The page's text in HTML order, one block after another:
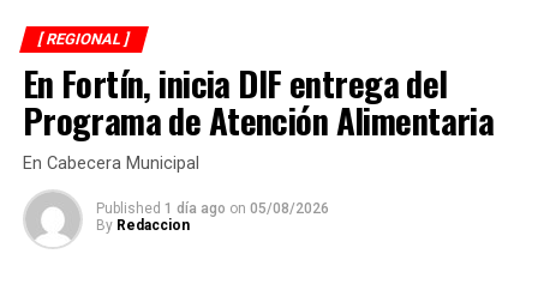
municipal como medida de presión para que el
presidente del Concejo Municipal Crispín Hernández
Sánchez les diera la cara, pero, no sucedió así y
literalmente se vuelo burló de ellos, generando un
repudió hacia su per, señalando que esto es inaudito.
Por lo que, el día de hoy, tomaron la decisión de
bloquear el tramo carretero Mixtla de Altamirano –
[ REGIONAL ]
En Fortín, inicia DIF entrega del
Programa de Atención Alimentaria
En Cabecera Municipal
Published 1 día ago on 05/08/2026
By Redaccion